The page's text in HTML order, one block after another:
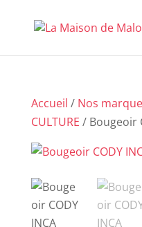
Accueil / Nos
CULTURE / Bougeoir